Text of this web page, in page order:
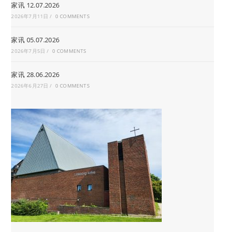
家讯 12.07.2026
2026年7月11日 / 0 COMMENTS
家讯 05.07.2026
2026年7月5日 / 0 COMMENTS
家讯 28.06.2026
2026年6月27日 / 0 COMMENTS